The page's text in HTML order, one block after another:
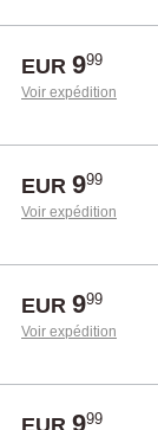
EUR 999
Voir expédition
EUR 999
Voir expédition
EUR 999
Voir expédition
EUR 999